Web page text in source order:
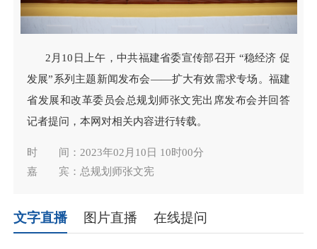
2月10日上午，中共福建省委宣传部召开 “稳经济 促
发展”系列主题新闻发布会——扩大有效需求专场。福建
省发展和改革委员会总规划师张文宪出席发布会并回答
记者提问，本网对相关内容进行转载。
时 间：2023年02月10日 10时00分
嘉 宾：总规划师张文宪
文字直播 图片直播 在线提问